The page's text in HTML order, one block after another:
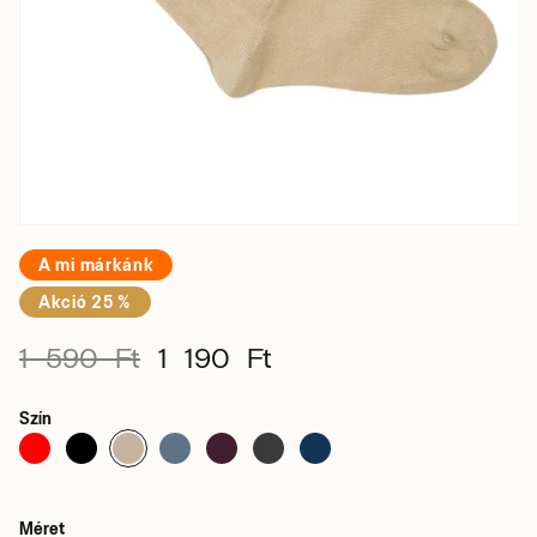
A mi márkánk
Akció 25 %
1 590 Ft 1 190 Ft
Szín
Méret